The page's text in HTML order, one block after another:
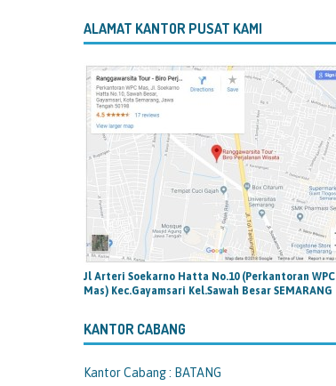
ALAMAT KANTOR PUSAT KAMI
Jl Arteri Soekarno Hatta No.10 (Perkantoran WPC
Mas) Kec.Gayamsari Kel.Sawah Besar SEMARANG
KANTOR CABANG
Kantor Cabang : BATANG